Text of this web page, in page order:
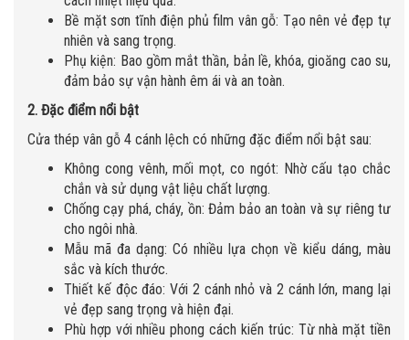
Bề mặt sơn tĩnh điện phủ film vân gỗ: Tạo nên vẻ đẹp tự
nhiên và sang trọng.
Phụ kiện: Bao gồm mắt thần, bản lề, khóa, gioăng cao su,
đảm bảo sự vận hành êm ái và an toàn.
2. Đặc điểm nổi bật
Cửa thép vân gỗ 4 cánh lệch có những đặc điểm nổi bật sau:
Không cong vênh, mối mọt, co ngót: Nhờ cấu tạo chắc
chắn và sử dụng vật liệu chất lượng.
Chống cạy phá, cháy, ồn: Đảm bảo an toàn và sự riêng tư
cho ngôi nhà.
Mẫu mã đa dạng: Có nhiều lựa chọn về kiểu dáng, màu
sắc và kích thước.
Thiết kế độc đáo: Với 2 cánh nhỏ và 2 cánh lớn, mang lại
vẻ đẹp sang trọng và hiện đại.
Phù hợp với nhiều phong cách kiến trúc: Từ nhà mặt tiền